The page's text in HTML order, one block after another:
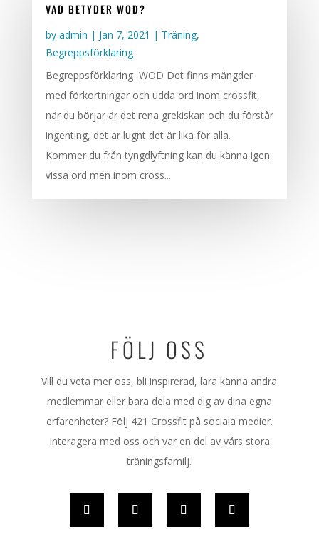
VAD BETYDER WOD?
by admin | Jan 7, 2021 | Träning,
Begreppsförklaring
Begreppsförklaring WOD Det finns mängder
med förkortningar och udda ord inom crossfit,
när du börjar är det rena grekiskan och du förstår
ingenting, det är lugnt det är lika för alla.
Kommer du från tyngdlyftning kan du känna igen
vissa ord men inom cross...
FÖLJ OSS
Vill du veta mer oss, bli inspirerad, lära känna andra
medlemmar eller bara dela med dig av dina egna
erfarenheter? Följ 421 Crossfit på sociala medier.
Interagera med oss och var en del av vårs stora
träningsfamilj.